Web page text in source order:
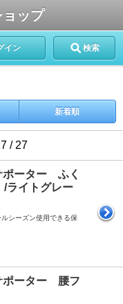
ップ
イン 検索
新着順
/ 27
ーター ふく
/ライトグレー
シーズン使用できる保
ーター 腰フ